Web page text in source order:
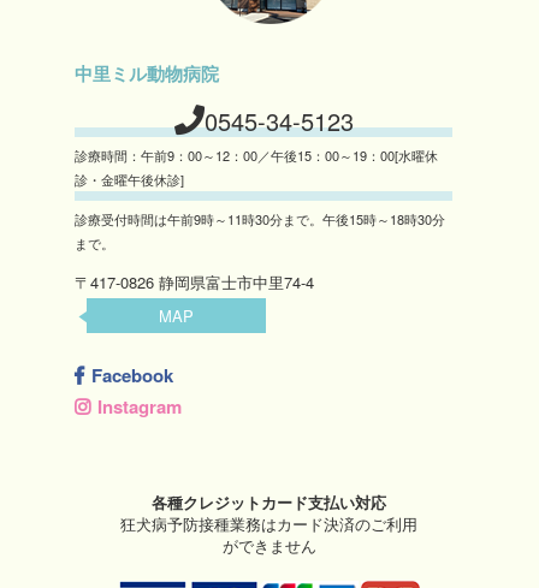
中里ミル動物病院
0545-34-5123
診療時間：午前9：00～12：00／午後15：00～19：00[水曜休
診・金曜午後休診]
診療受付時間は午前9時～11時30分まで。午後15時～18時30分
まで。
〒417-0826 静岡県富士市中里74-4
MAP
Facebook
Instagram
各種クレジットカード支払い対応
狂犬病予防接種業務はカード決済のご利用
ができません